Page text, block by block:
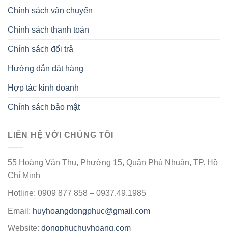
Chính sách vận chuyển
Chính sách thanh toán
Chính sách đổi trả
Hướng dẫn đặt hàng
Hợp tác kinh doanh
Chính sách bảo mật
LIÊN HỆ VỚI CHÚNG TÔI
55 Hoàng Văn Thụ, Phường 15, Quận Phú Nhuận, TP. Hồ
Chí Minh
Hotline: 0909 877 858 – 0937.49.1985
Email: huyhoangdongphuc@gmail.com
Website: dongphuchuyhoang.com